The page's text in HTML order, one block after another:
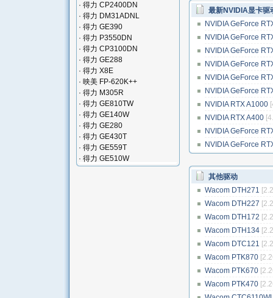
· 得力 CP2400DN
· 得力 DM31ADNL
· 得力 GE390
· 得力 P3550DN
· 得力 CP3100DN
· 得力 GE288
· 得力 X8E
· 映美 FP-620K++
· 得力 M305R
· 得力 GE810TW
· 得力 GE140W
· 得力 GE280
· 得力 GE430T
· 得力 GE559T
· 得力 GE510W
最新NVIDIA显卡驱
NVIDIA GeForce
NVIDIA GeForce
NVIDIA GeForce
NVIDIA GeForce
NVIDIA GeForce
NVIDIA GeForce
NVIDIA RTX A1000
NVIDIA RTX A400
NVIDIA GeForce
NVIDIA GeForce
其他驱动
Wacom DTH271
Wacom DTH227
Wacom DTH172
Wacom DTH134
Wacom DTC121
Wacom PTK870
Wacom PTK670
Wacom PTK470